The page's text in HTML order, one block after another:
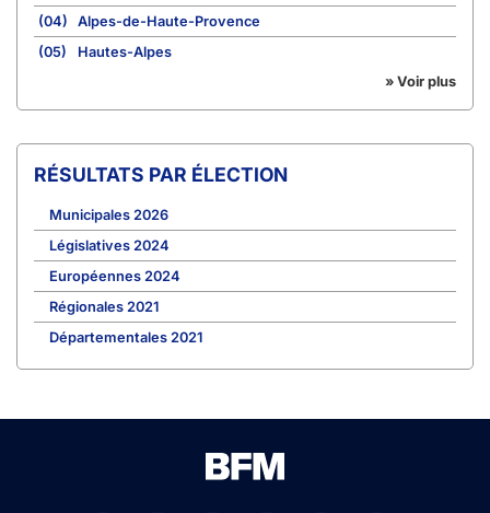
(04)
Alpes-de-Haute-Provence
(05)
Hautes-Alpes
» Voir plus
RÉSULTATS PAR ÉLECTION
Municipales 2026
Législatives 2024
Européennes 2024
Régionales 2021
Départementales 2021